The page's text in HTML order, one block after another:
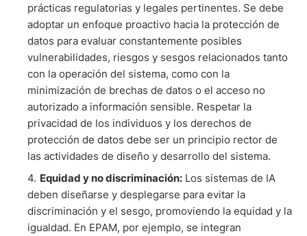
prácticas regulatorias y legales pertinentes. Se debe
adoptar un enfoque proactivo hacia la protección de
datos para evaluar constantemente posibles
vulnerabilidades, riesgos y sesgos relacionados tanto
con la operación del sistema, como con la
minimización de brechas de datos o el acceso no
autorizado a información sensible. Respetar la
privacidad de los individuos y los derechos de
protección de datos debe ser un principio rector de
las actividades de diseño y desarrollo del sistema.
Equidad y no discriminación: Los sistemas de IA
deben diseñarse y desplegarse para evitar la
discriminación y el sesgo, promoviendo la equidad y la
igualdad. En EPAM, por ejemplo, se integran